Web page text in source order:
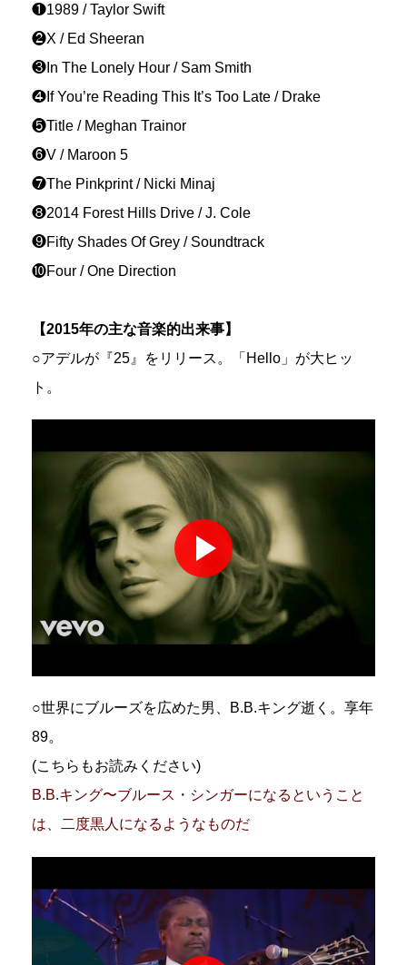
❶1989 / Taylor Swift
❷X / Ed Sheeran
❸In The Lonely Hour / Sam Smith
❹If You’re Reading This It’s Too Late / Drake
❺Title / Meghan Trainor
❻V / Maroon 5
❼The Pinkprint / Nicki Minaj
❽2014 Forest Hills Drive / J. Cole
❾Fifty Shades Of Grey / Soundtrack
❿Four / One Direction
【2015年の主な音楽的出来事】
○アデルが『25』をリリース。「Hello」が大ヒッ
ト。
○世界にブルーズを広めた男、B.B.キング逝く。享年
89。
(こちらもお読みください)
B.B.キング〜ブルース・シンガーになるということ
は、二度黒人になるようなものだ